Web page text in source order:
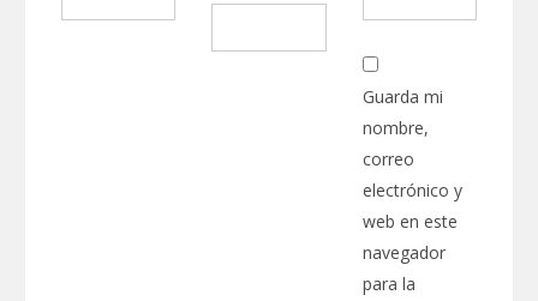
Guarda mi
nombre,
correo
electrónico y
web en este
navegador
para la